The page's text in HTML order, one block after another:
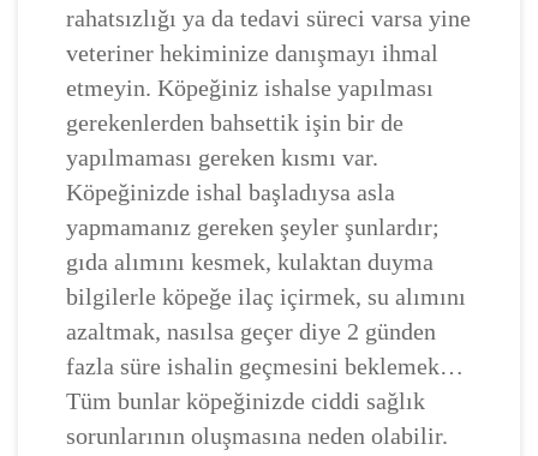
rahatsızlığı ya da tedavi süreci varsa yine
veteriner hekiminize danışmayı ihmal
etmeyin. Köpeğiniz ishalse yapılması
gerekenlerden bahsettik işin bir de
yapılmaması gereken kısmı var.
Köpeğinizde ishal başladıysa asla
yapmamanız gereken şeyler şunlardır;
gıda alımını kesmek, kulaktan duyma
bilgilerle köpeğe ilaç içirmek, su alımını
azaltmak, nasılsa geçer diye 2 günden
fazla süre ishalin geçmesini beklemek…
Tüm bunlar köpeğinizde ciddi sağlık
sorunlarının oluşmasına neden olabilir.